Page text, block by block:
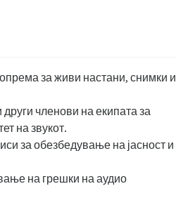
за живи настани, снимки и
членови на екипата за
на звукот.
за обезбедување на јасност и
на грешки на аудио